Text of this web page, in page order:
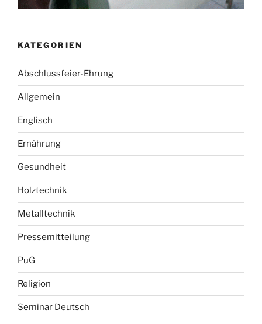
KATEGORIEN
Abschlussfeier-Ehrung
Allgemein
Englisch
Ernährung
Gesundheit
Holztechnik
Metalltechnik
Pressemitteilung
PuG
Religion
Seminar Deutsch